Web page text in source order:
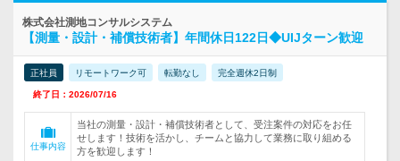
株式会社測地コンサルシステム
【測量・設計・補償技術者】年間休日122日◆UIJターン歓迎
正社員 リモートワーク可 転勤なし 完全週休2日制
終了日：2026/07/16
仕事内容
当社の測量・設計・補償技術者として、受注案件の対応をお任
せします！技術を活かし、チームと協力して業務に取り組める
方を歓迎します！